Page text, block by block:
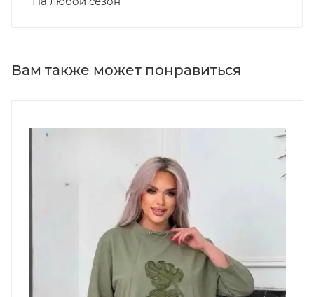
Вам также может понравиться